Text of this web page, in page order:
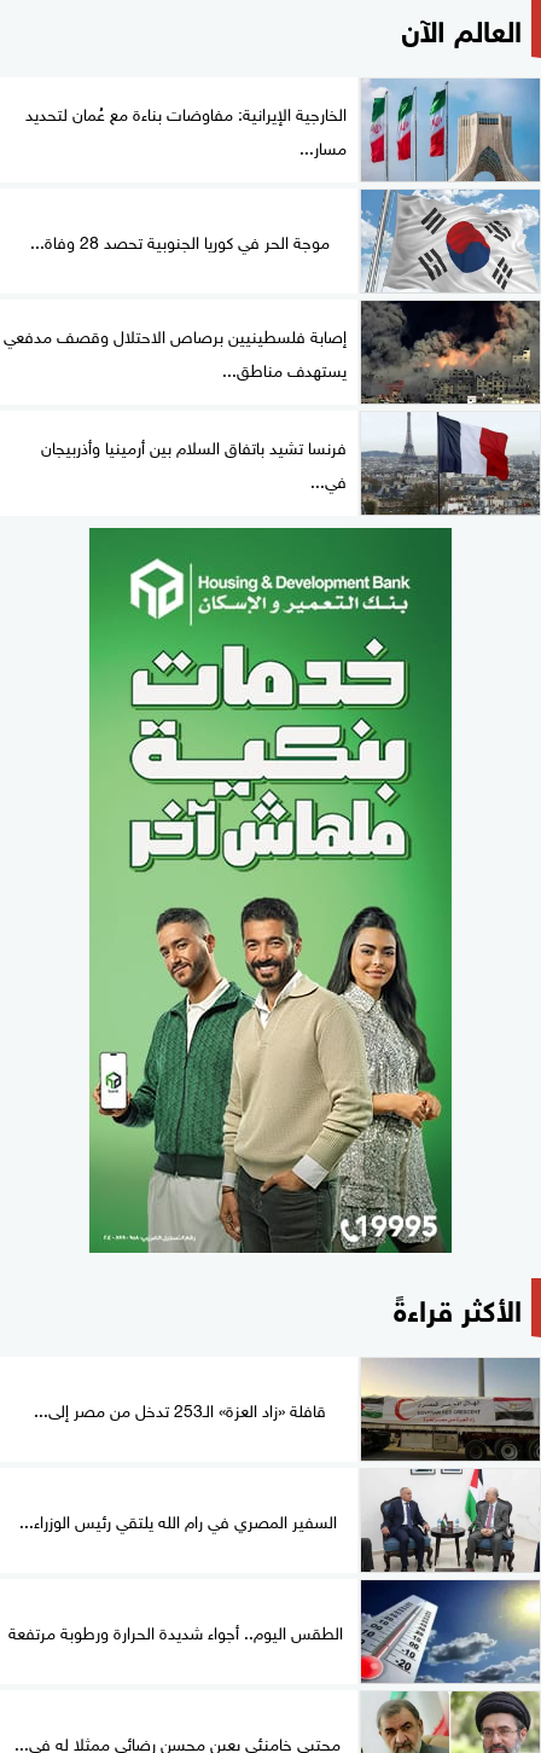
العالم الآن
الخارجية الإيرانية: مفاوضات بناءة مع عُمان لتحديد
مسار...
موجة الحر في كوريا الجنوبية تحصد 28 وفاة...
إصابة فلسطينيين برصاص الاحتلال وقصف مدفعي
يستهدف مناطق...
فرنسا تشيد باتفاق السلام بين أرمينيا وأذربيجان
في...
الأكثر قراءةً
قافلة «زاد العزة» الـ253 تدخل من مصر إلى...
السفير المصري في رام الله يلتقي رئيس الوزراء...
الطقس اليوم.. أجواء شديدة الحرارة ورطوبة مرتفعة
مجتبى خامنئي يعين محسن رضائي ممثلا له في...